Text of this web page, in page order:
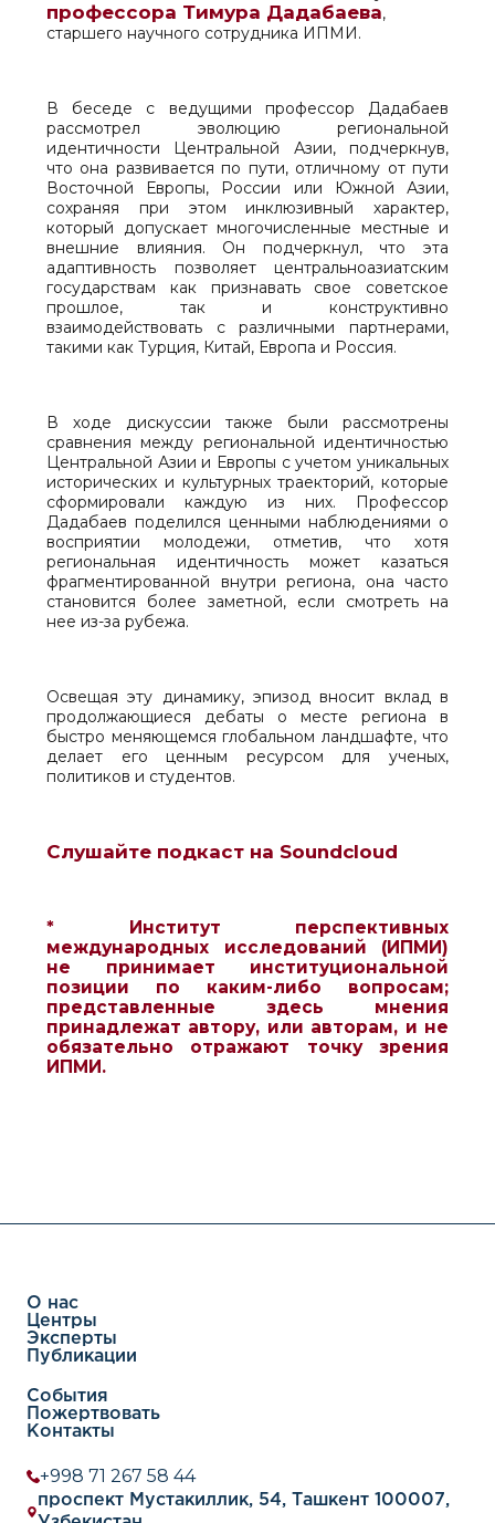
профессора Тимура Дадабаева,
старшего научного сотрудника ИПМИ.
В беседе с ведущими профессор Дадабаев
рассмотрел эволюцию региональной
идентичности Центральной Азии, подчеркнув,
что она развивается по пути, отличному от пути
Восточной Европы, России или Южной Азии,
сохраняя при этом инклюзивный характер,
который допускает многочисленные местные и
внешние влияния. Он подчеркнул, что эта
адаптивность позволяет центральноазиатским
государствам как признавать свое советское
прошлое, так и конструктивно
взаимодействовать с различными партнерами,
такими как Турция, Китай, Европа и Россия.
В ходе дискуссии также были рассмотрены
сравнения между региональной идентичностью
Центральной Азии и Европы с учетом уникальных
исторических и культурных траекторий, которые
сформировали каждую из них. Профессор
Дадабаев поделился ценными наблюдениями о
восприятии молодежи, отметив, что хотя
региональная идентичность может казаться
фрагментированной внутри региона, она часто
становится более заметной, если смотреть на
нее из-за рубежа.
Освещая эту динамику, эпизод вносит вклад в
продолжающиеся дебаты о месте региона в
быстро меняющемся глобальном ландшафте, что
делает его ценным ресурсом для ученых,
политиков и студентов.
Слушайте подкаст на Soundcloud
* Институт перспективных
международных исследований (ИПМИ)
не принимает институциональной
позиции по каким-либо вопросам;
представленные здесь мнения
принадлежат автору, или авторам, и не
обязательно отражают точку зрения
ИПМИ.
О нас
Центры
Эксперты
Публикации
События
Пожертвовать
Контакты
+998 71 267 58 44
проспект Мустакиллик, 54, Ташкент 100007,